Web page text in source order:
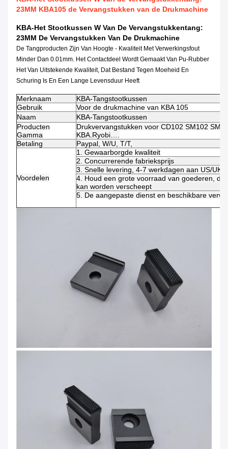
23MM KBA105 de Vervangstukken van de Drukmachine
KBA-Het Stootkussen W Van De Vervangstukkentang:
23MM De Vervangstukken Van De Drukmachine
De Tangproducten Zijn Van Hoogte - Kwaliteit Met Verwerkingsfout
Minder Dan 0.01mm. Het Contactdeel Wordt Gemaakt Van Pu-Rubber
Het Van Uitstekende Kwaliteit, Dat Bestand Tegen Moeheid En
Schuring Is En Een Lange Levensduur Heeft
Merknaam
KBA-Tangstootkussen
Gebruik
Voor de drukmachine van KBA 105
Naam
KBA-Tangstootkussen
Producten
Gamma
Drukvervangstukken voor CD102 SM102
KBA.Ryobi….
Betaling
Paypal, W/U, T/T,
Voordelen
1. Gewaarborgde kwaliteit
2. Concurrerende fabrieksprijs
3. Snelle levering, 4-7 werkdagen aan US/UK/
4. Houd een grote voorraad van goederen,
kan worden verscheept
5. De aangepaste dienst en beschikbare